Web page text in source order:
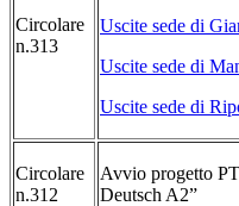
Circolare
n.313
Uscite sede di
Uscite sede di
Uscite sede di
Circolare
n.312
Avvio progetto
Deutsch A2”